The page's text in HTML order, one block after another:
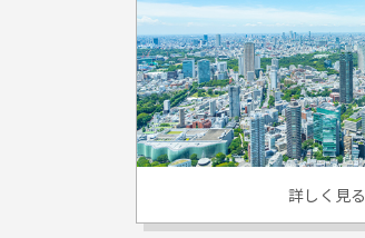
詳しく見る